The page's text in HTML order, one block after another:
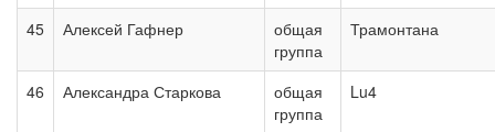
45 Алексей Гафнер
общая
группа
Трамонтана
46 Александра Старкова
общая
группа
Lu4